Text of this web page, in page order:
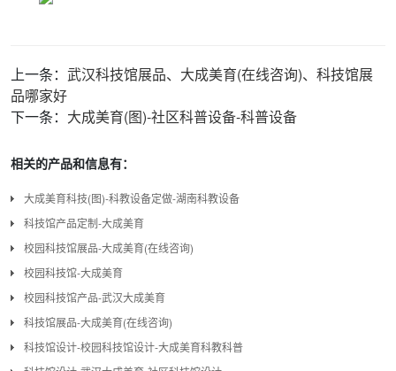
上一条： 武汉科技馆展品、大成美育(在线咨询)、科技馆展
品哪家好
下一条： 大成美育(图)-社区科普设备-科普设备
相关的产品和信息有：
大成美育科技(图)-科教设备定做-湖南科教设备
科技馆产品定制-大成美育
校园科技馆展品-大成美育(在线咨询)
校园科技馆-大成美育
校园科技馆产品-武汉大成美育
科技馆展品-大成美育(在线咨询)
科技馆设计-校园科技馆设计-大成美育科教科普